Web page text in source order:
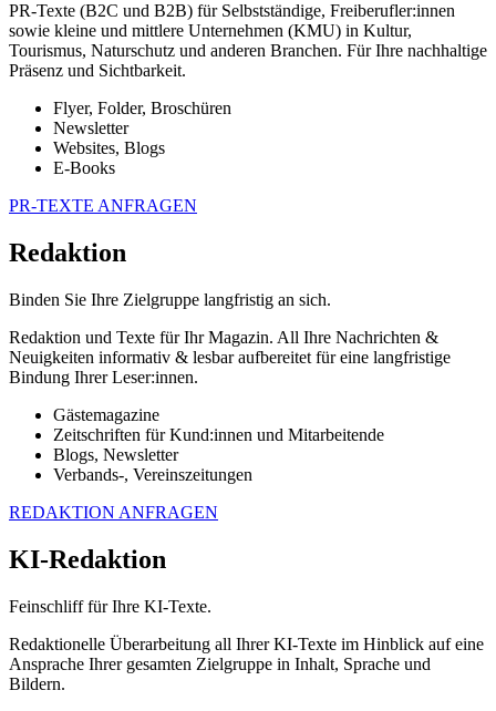
PR-Texte (B2C und B2B) für Selbstständige, Freiberufler:innen
sowie kleine und mittlere Unternehmen (KMU) in Kultur,
Tourismus, Naturschutz und anderen Branchen. Für Ihre nachhaltige
Präsenz und Sichtbarkeit.
Flyer, Folder, Broschüren
Newsletter
Websites, Blogs
E-Books
PR-TEXTE ANFRAGEN
Redaktion
Binden Sie Ihre Zielgruppe langfristig an sich.
Redaktion und Texte für Ihr Magazin. All Ihre Nachrichten &
Neuigkeiten informativ & lesbar aufbereitet für eine langfristige
Bindung Ihrer Leser:innen.
Gästemagazine
Zeitschriften für Kund:innen und Mitarbeitende
Blogs, Newsletter
Verbands-, Vereinszeitungen
REDAKTION ANFRAGEN
KI-Redaktion
Feinschliff für Ihre KI-Texte.
Redaktionelle Überarbeitung all Ihrer KI-Texte im Hinblick auf eine
Ansprache Ihrer gesamten Zielgruppe in Inhalt, Sprache und
Bildern.